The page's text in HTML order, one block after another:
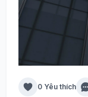
0 Yêu thích